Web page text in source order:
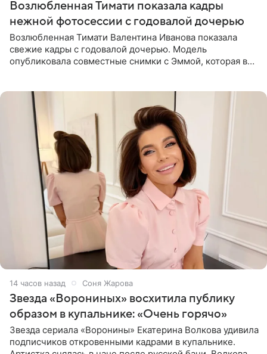
Возлюбленная Тимати показала кадры
нежной фотосессии с годовалой дочерью
Возлюбленная Тимати Валентина Иванова показала
свежие кадры с годовалой дочерью. Модель
опубликовала совместные снимки с Эммой, которая в
14 часов назад Соня Жарова
Звезда «Ворониных» восхитила публику
образом в купальнике: «Очень горячо»
Звезда сериала «Воронины» Екатерина Волкова удивила
подписчиков откровенными кадрами в купальнике.